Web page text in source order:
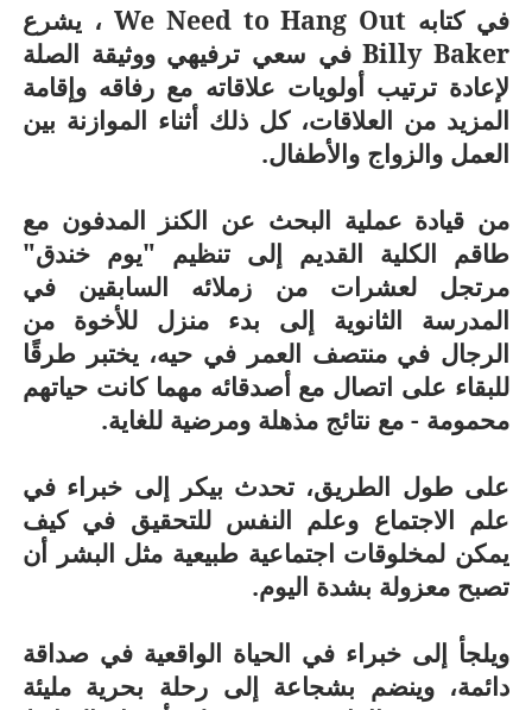
في كتابه We Need to Hang Out ، يشرع
Billy Baker في سعي ترفيهي ووثيقة الصلة
لإعادة ترتيب أولويات علاقاته مع رفاقه وإقامة
المزيد من العلاقات، كل ذلك أثناء الموازنة بين
العمل والزواج والأطفال.
من قيادة عملية البحث عن الكنز المدفون مع
طاقم الكلية القديم إلى تنظيم "يوم خندق"
مرتجل لعشرات من زملائه السابقين في
المدرسة الثانوية إلى بدء منزل للأخوة من
الرجال في منتصف العمر في حيه، يختبر طرقًا
للبقاء على اتصال مع أصدقائه مهما كانت حياتهم
محمومة - مع نتائج مذهلة ومرضية للغاية.
على طول الطريق، تحدث بيكر إلى خبراء في
علم الاجتماع وعلم النفس للتحقيق في كيف
يمكن لمخلوقات اجتماعية طبيعية مثل البشر أن
تصبح معزولة بشدة اليوم.
ويلجأ إلى خبراء في الحياة الواقعية في صداقة
دائمة، وينضم بشجاعة إلى رحلة بحرية مليئة